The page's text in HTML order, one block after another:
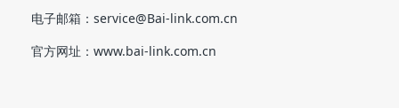
电子邮箱：service@Bai-link.com.cn
官方网址：www.bai-link.com.cn